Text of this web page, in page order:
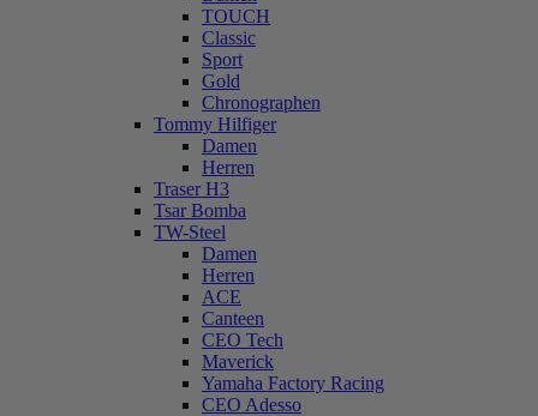
TOUCH
Classic
Sport
Gold
Chronographen
Tommy Hilfiger
Damen
Herren
Traser H3
Tsar Bomba
TW-Steel
Damen
Herren
ACE
Canteen
CEO Tech
Maverick
Yamaha Factory Racing
CEO Adesso